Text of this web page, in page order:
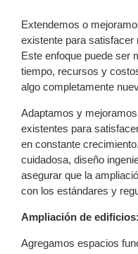
Extendemos o
existente para satisfacer
Este enfoque puede ser
tiempo, recursos y
algo completamente
Adaptamos y
existentes para
en constante
cuidadosa, diseño
asegurar que la
con los estándares y
Ampliación de edificios:
Agregamos espacios